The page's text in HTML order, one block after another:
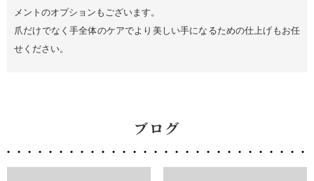
メントのオプションもございます。
爪だけでなく手全体のケアでより美しい手になるための仕上げもお任
せください。
ブログ